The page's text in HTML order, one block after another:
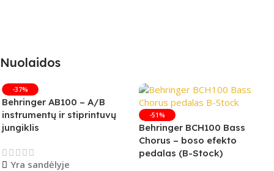
Nuolaidos
-37%
Behringer AB100 – A/B
instrumentų ir stiprintuvų
jungiklis
Yra sandėlyje
-51%
Behringer BCH100 Bass
Chorus – boso efekto
pedalas (B-Stock)